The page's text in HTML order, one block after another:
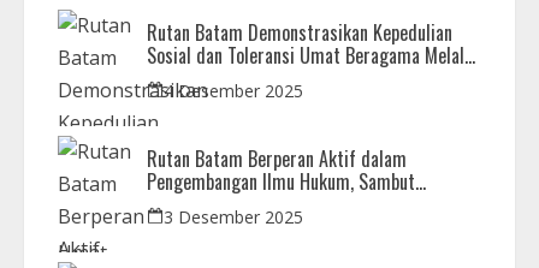
Rutan Batam Demonstrasikan Kepedulian
Sosial dan Toleransi Umat Beragama Melalui
Doa Bersama Korban Bencana
4 Desember 2025
Rutan Batam Berperan Aktif dalam
Pengembangan Ilmu Hukum, Sambut
Kunjungan Observasi Mahasiswa UIB
3 Desember 2025